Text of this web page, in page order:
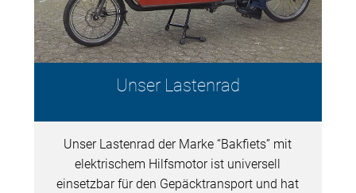
Unser Lastenrad
Unser Lastenrad der Marke “Bakfiets” mit
elektrischem Hilfsmotor ist universell
einsetzbar für den Gepäcktransport und hat